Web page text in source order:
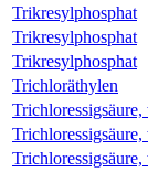
Trikresylphosphat
Trikresylphosphat
Trikresylphosphat
Trichloräthylen
Trichloressigsäure,
Trichloressigsäure,
Trichloressigsäure,